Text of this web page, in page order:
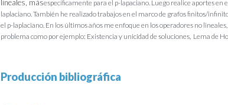
lineales, másespecíficamente para el p-lapaciano. Luego realice aportes
laplaciano. También he realizado trabajos en el marco de grafos finitos/
el p-laplaciano. En los últimos años me enfoque en los operadores no
problema como por ejemplo: Existencia y unicidad de soluciones, Lema de
Producción bibliográfica